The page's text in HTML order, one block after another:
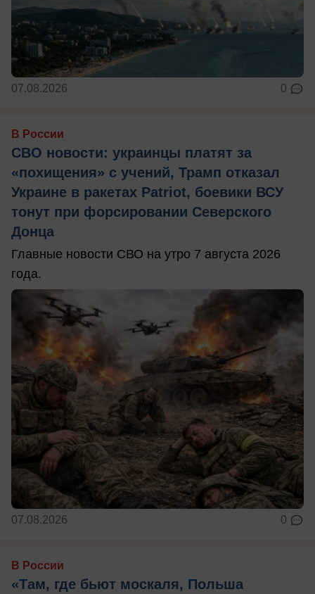
07.08.2026 0
В России
СВО новости: украинцы платят за
«похищения» с учений, Трамп отказал
Украине в ракетах Patriot, боевики ВСУ
тонут при форсировании Северского
Донца
Главные новости СВО на утро 7 августа 2026
года.
07.08.2026 0
В России
«Там, где бьют москаля, Польша